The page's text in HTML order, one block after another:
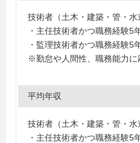
技術者（土木・建築・管・水
・主任技術者かつ職務経験5
・監理技術者かつ職務経験5
※勤怠や人間性、職務能力に
平均年収
技術者（土木・建築・管・水
・主任技術者かつ職務経験5